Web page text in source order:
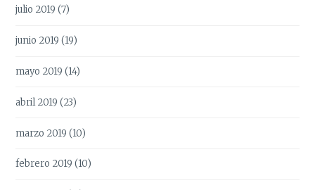
julio 2019 (7)
junio 2019 (19)
mayo 2019 (14)
abril 2019 (23)
marzo 2019 (10)
febrero 2019 (10)